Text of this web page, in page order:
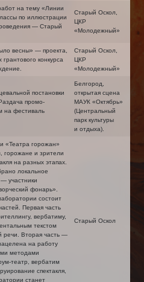
на тему «Линии
по иллюстрации
— Старый
Старый Оскол,
ЦКР
«Молодежный»
весны» — проекта,
конкурса
Старый Оскол,
ЦКР
«Молодежный»
постановки
промо-
на фестиваль
Белгород,
открытая сцена
МАУК «Октябрь»
(Центральный
парк культуры
и отдыха).
«Театра горожан»
горожане и зрители
на разных этапах.
локальное
участники
фонарь».
состоит
Первая часть
вербатиму,
текстом
речи. Вторая часть —
на работу
методами
театр, вербатим
спектакля,
станет
Старый Оскол